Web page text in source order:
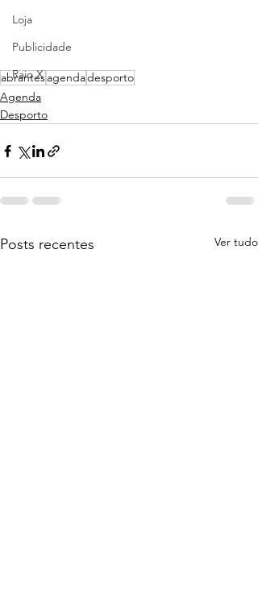
Loja
Publicidade
Raio X
abrantesagendadesporto
Agenda
Desporto
Posts recentes Ver tudo